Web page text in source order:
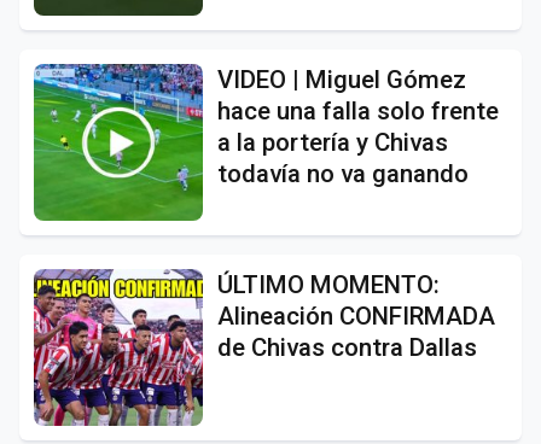
VIDEO | Miguel Gómez
hace una falla solo frente
a la portería y Chivas
todavía no va ganando
ÚLTIMO MOMENTO:
Alineación CONFIRMADA
de Chivas contra Dallas